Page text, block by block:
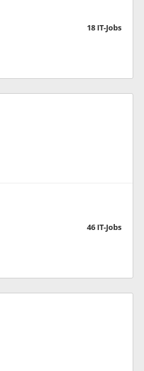
18 IT-Jobs
46 IT-Jobs